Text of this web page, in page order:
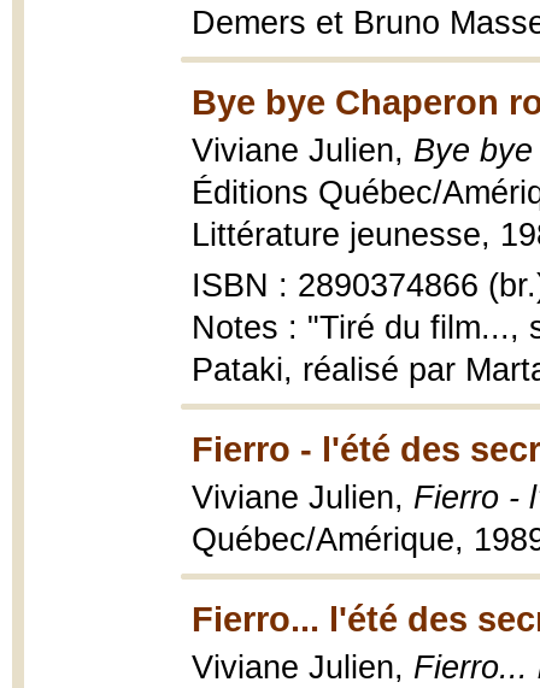
Demers et Bruno
Bye bye Chaperon
Viviane Julien, Bye
Éditions Québec/
Littérature jeunesse,
ISBN : 2890374866
Notes : "Tiré du film...,
Pataki, réalisé par
Fierro - l'été des
Viviane Julien, Fierro -
Québec/Amérique,
Fierro... l'été des
Viviane Julien, Fierro...